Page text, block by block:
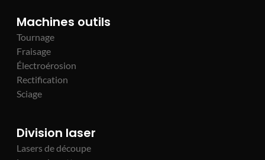
Machines outils
Tournage
Fraisage
Électroérosion
Rectification
Sciage
Division laser
Lasers de découpe